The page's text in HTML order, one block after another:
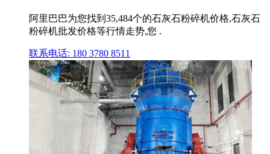
阿里巴巴为您找到35,484个的石灰石粉碎机价格,石灰石
粉碎机批发价格等行情走势,您 .
联系电话: 180 3780 8511